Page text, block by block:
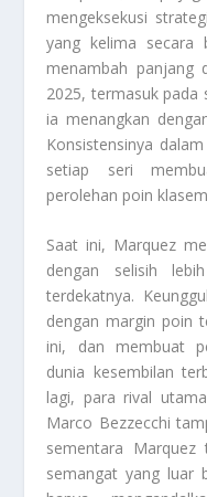
mengeksekusi
yang kelima secara
menambah panjang
2025, termasuk pada
ia menangkan
Konsistensinya
setiap seri
perolehan poin
Saat ini, Marquez
dengan selisih
terdekatnya.
dengan margin poin
ini, dan membuat
dunia kesembilan
lagi, para rival
Marco Bezzecchi
sementara Marquez
semangat yang luar